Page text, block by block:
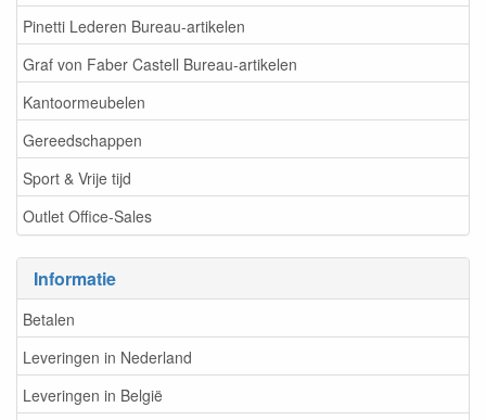
Pinetti Lederen Bureau-artikelen
Graf von Faber Castell Bureau-artikelen
Kantoormeubelen
Gereedschappen
Sport & Vrije tijd
Outlet Office-Sales
Informatie
Betalen
Leveringen in Nederland
Leveringen in België